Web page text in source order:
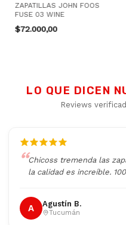
ZAPATILLAS JOHN FOOS
FUSE 03 WINE
$72.000,00
LO QUE DICEN
Reviews
Chicoss tremenda las
la calidad es increíble.
A Agustín B.
Tucumán